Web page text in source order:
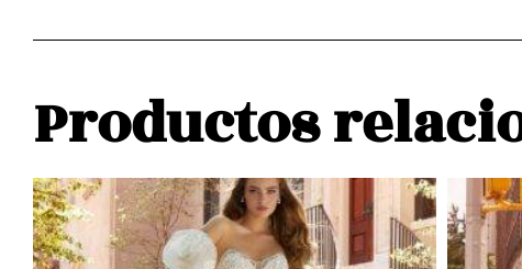
Productos